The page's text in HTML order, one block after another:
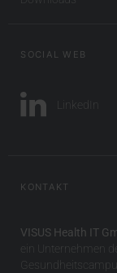
SOCIAL WEB
LinkedIn
KONTAKT
VISUS Health IT
ein Unternehmen